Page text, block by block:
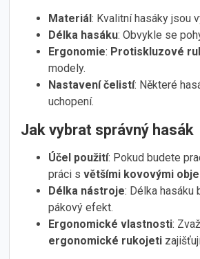
Materiál: Kvalitní hasáky jsou
Délka hasáku: Obvykle se
Ergonomie: Protiskluzové
modely.
Nastavení čelistí: Některé
uchopení.
Jak vybrat správný hasák
Účel použití: Pokud budete
práci s většími kovovými
Délka nástroje: Délka
pákový efekt.
Ergonomické vlastnosti:
ergonomické rukojeti